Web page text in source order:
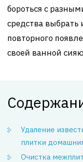
бороться с
средства выбрать
повторного
своей ванной
Удаление
плитки
Очистка